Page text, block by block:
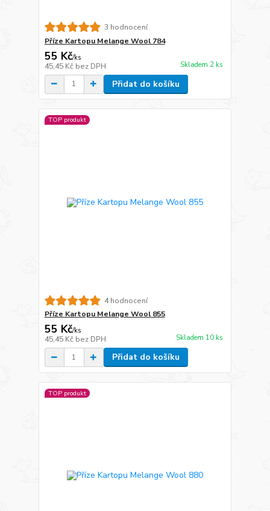
3 hodnocení
Příze Kartopu Melange Wool 784
55 Kč/ks
45,45 Kč bez DPH Skladem 2 ks
Přidat do košíku
TOP produkt
4 hodnocení
Příze Kartopu Melange Wool 855
55 Kč/ks
45,45 Kč bez DPH Skladem 10 ks
Přidat do košíku
TOP produkt